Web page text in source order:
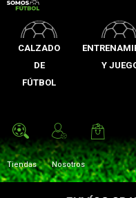
CALZADO
DE
FÚTBOL
Y
Tiendas Nosotros